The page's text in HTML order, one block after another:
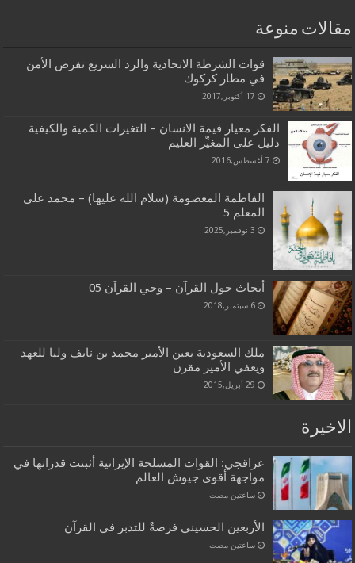
مقالات منوعة
قوات الشرطة الاتحادية والرد السريع تفرض الأمن
في مطار كركوك
17 أكتوبر,2017
الفكر معيار فيمة الانسان – التغيرات الكمية والكيفية
دليل على المغيِّر العليم
7 أغسطس,2016
الفاطمة المعصومة (سلام الله عليها) – محمد علي
المعلم 5
3 نوفمبر,2025
أبحاث حول القرآن – وحي القرآن 05
6 سبتمبر,2018
ملك السعودية يعين الأمير محمد بن نايف وليا للعهد
ويعفي الأمير مقرن
29 أبريل,2015
الاخيرة
عراقجي: القوات المسلحة الإيرانية أثبتت قدراتها في
مواجهة أقوى جيوش العالم
‏ساعتين مضت
الأربعين الحسيني فرصةٌ للتدبر في القرآن
‏ساعتين مضت